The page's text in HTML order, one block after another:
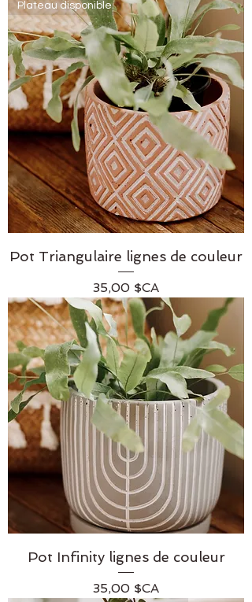
Plateau disponible
Pot Triangulaire lignes de couleur
Prix
35,00 $CA
Pot Infinity lignes de couleur
Prix
35,00 $CA